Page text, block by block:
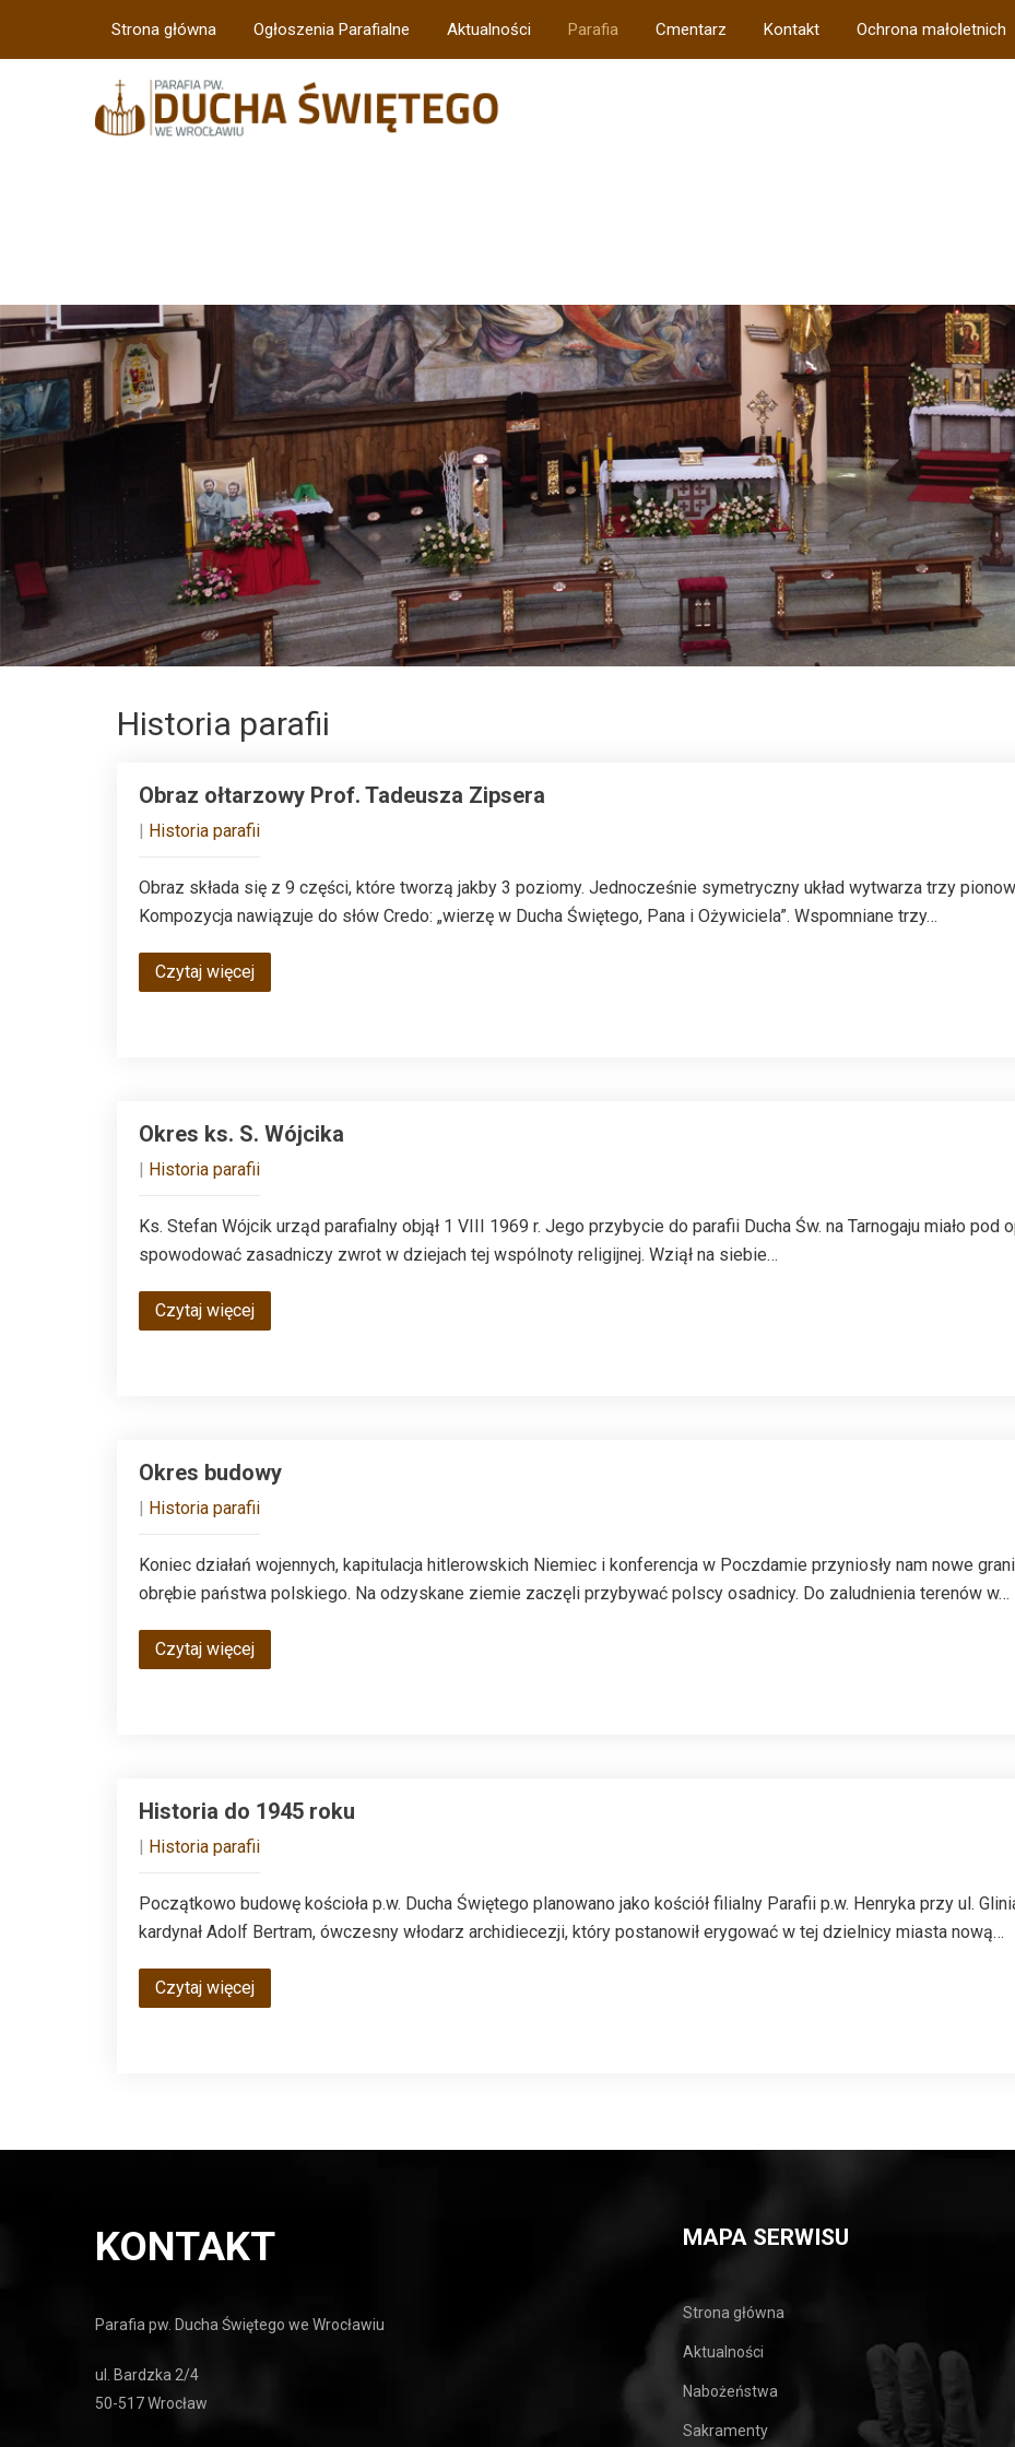
Strona główna Ogłoszenia Parafialne Aktualności Parafia Cmentarz Kontakt Ochrona małoletnich
Historia parafii
Obraz ołtarzowy Prof. Tadeusza Zipsera
Historia parafii
Obraz składa się z 9 części, które tworzą jakby 3 poziomy. Jednocześnie symetryczny układ wytwarza trzy
Kompozycja nawiązuje do słów Credo: „wierzę w Ducha Świętego, Pana i Ożywiciela”. Wspomniane trzy…
Czytaj więcej
Okres ks. S. Wójcika
Historia parafii
Ks. Stefan Wójcik urząd parafialny objął 1 VIII 1969 r. Jego przybycie do parafii Ducha Św. na Tarnogaju miało
spowodować zasadniczy zwrot w dziejach tej wspólnoty religijnej. Wziął na siebie…
Czytaj więcej
Okres budowy
Historia parafii
Koniec działań wojennych, kapitulacja hitlerowskich Niemiec i konferencja w Poczdamie przyniosły nam nowe
obrębie państwa polskiego. Na odzyskane ziemie zaczęli przybywać polscy osadnicy. Do zaludnienia terenów w…
Czytaj więcej
Historia do 1945 roku
Historia parafii
Początkowo budowę kościoła p.w. Ducha Świętego planowano jako kościół filialny Parafii p.w. Henryka przy ul.
kardynał Adolf Bertram, ówczesny włodarz archidiecezji, który postanowił erygować w tej dzielnicy miasta nową…
Czytaj więcej
KONTAKT
Parafia pw. Ducha Świętego we Wrocławiu
ul. Bardzka 2/4
50-517 Wrocław
MAPA SERWISU
Strona główna
Aktualności
Nabożeństwa
Sakramenty